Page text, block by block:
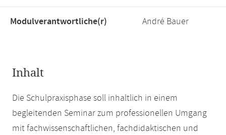
Modulverantwortliche(r) André Bauer
Inhalt
Die Schulpraxisphase soll inhaltlich in einem
begleitenden Seminar zum professionellen Umgang
mit fachwissenschaftlichen, fachdidaktischen und